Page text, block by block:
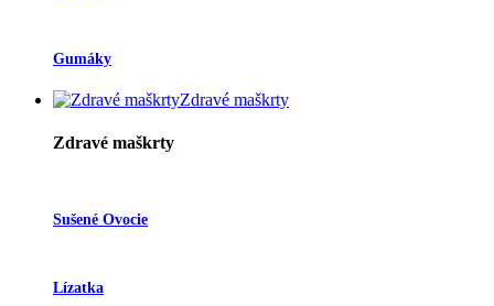
Gumáky
Zdravé maškrty
Zdravé maškrty
Sušené Ovocie
Lízatka